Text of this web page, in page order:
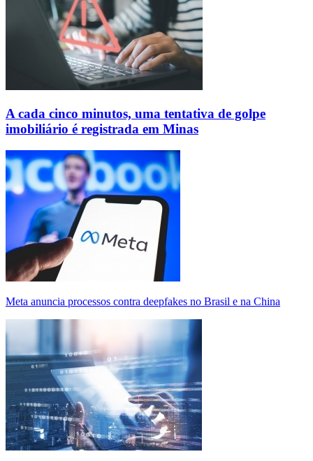
A cada cinco minutos, uma tentativa de golpe
imobiliário é registrada em Minas
Meta anuncia processos contra deepfakes no Brasil e na China